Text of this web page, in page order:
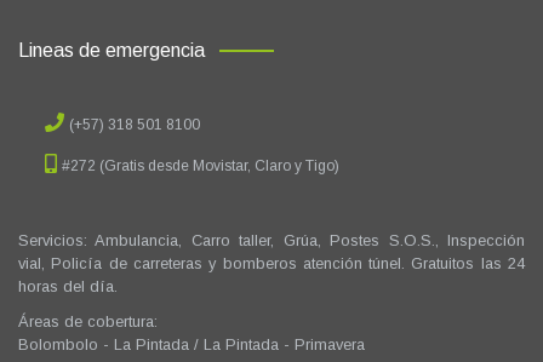
Lineas de emergencia
(+57) 318 501 8100
#272 (Gratis desde Movistar, Claro y Tigo)
Servicios: Ambulancia, Carro taller, Grúa, Postes S.O.S., Inspección
vial, Policía de carreteras y bomberos atención túnel. Gratuitos las 24
horas del día.
Áreas de cobertura:
Bolombolo - La Pintada / La Pintada - Primavera